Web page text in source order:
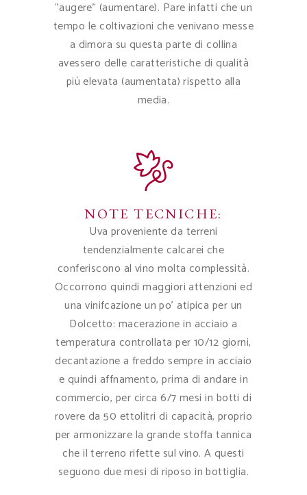
“augere” (aumentare). Pare infatti che un
tempo le coltivazioni che venivano messe
a dimora su questa parte di collina
avessero delle caratteristiche di qualità
più elevata (aumentata) rispetto alla
media.
NOTE TECNICHE:
Uva proveniente da terreni
tendenzialmente calcarei che
conferiscono al vino molta complessità.
Occorrono quindi maggiori attenzioni ed
una vinifcazione un po’ atipica per un
Dolcetto: macerazione in acciaio a
temperatura controllata per 10/12 giorni,
decantazione a freddo sempre in acciaio
e quindi affnamento, prima di andare in
commercio, per circa 6/7 mesi in botti di
rovere da 50 ettolitri di capacità, proprio
per armonizzare la grande stoffa tannica
che il terreno rifette sul vino. A questi
seguono due mesi di riposo in bottiglia.